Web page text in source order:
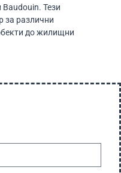
Baudouin. Тези
за различни
до жилищни